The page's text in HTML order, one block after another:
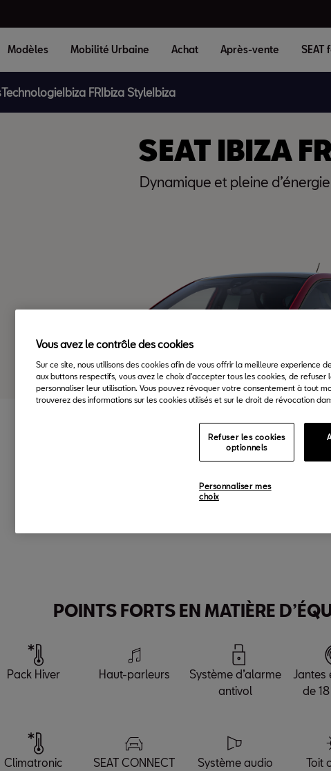
Modèles Mobilité Urbaine Achat Après-vente SEAT
TechnologieIbiza FRIbiza StyleIbiza
SEAT IBIZA FR
Dynamique et pleine d’énergie
Max. Power Max. Speed
POINTS FORTS EN MATIÈRE
Pack Hiver Haut-parleurs
Système d’alarme
antivol
de
Climatronic
SEAT CONNECT
Système audio
Toit
Vous avez le contrôle des cookies
Sur ce site, nous utilisons des cookies afin de vous offrir la meilleure experience
aux buttons respectifs, vous avez le choix d'accepter tous les cookies, de refuser
personnaliser leur utilisation. Vous pouvez révoquer votre consentement à tout
trouverez des informations sur les cookies utilisés et sur le droit de révocation
Refuser les cookies
optionnels
Personnaliser mes
choix